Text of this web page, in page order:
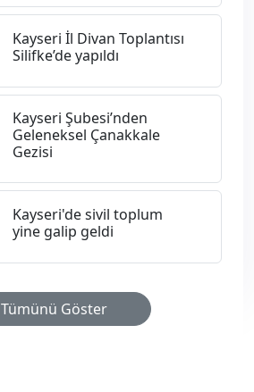
Kayseri İl Divan Toplantısı
Silifke’de yapıldı
Kayseri Şubesi’nden
Geleneksel Çanakkale
Gezisi
Kayseri'de sivil toplum
yine galip geldi
Tümünü Göster